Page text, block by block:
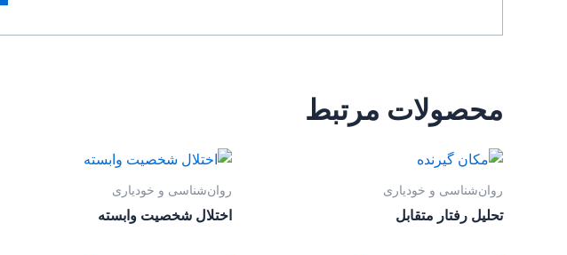
محصولات مرتبط
روان‌‌شناسی و خودیاری
تحلیل رفتار متقابل
روان‌‌شناسی و خودیاری
اختلال شخصیت وابسته